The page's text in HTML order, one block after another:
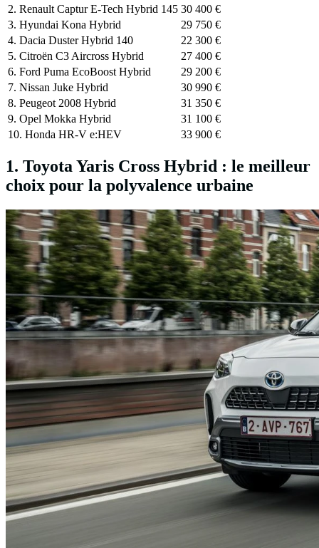
2. Renault Captur E-Tech Hybrid 145 30 400 €
3. Hyundai Kona Hybrid
29 750 €
4. Dacia Duster Hybrid 140
22 300 €
5. Citroën C3 Aircross Hybrid
27 400 €
6. Ford Puma EcoBoost Hybrid
29 200 €
7. Nissan Juke Hybrid
30 990 €
8. Peugeot 2008 Hybrid
31 350 €
9. Opel Mokka Hybrid
31 100 €
10. Honda HR-V e:HEV
33 900 €
1. Toyota Yaris Cross Hybrid : le meilleur
choix pour la polyvalence urbaine